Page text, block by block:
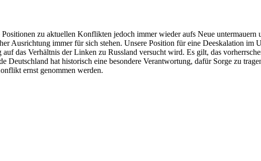
zu aktuellen Konflikten jedoch immer wieder aufs Neue untermauern
Ausrichtung immer für sich stehen. Unsere Position für eine Deeskalation
das Verhältnis der Linken zu Russland versucht wird. Es gilt, das
Deutschland hat historisch eine besondere Verantwortung, dafür Sorge zu
ernst genommen werden.